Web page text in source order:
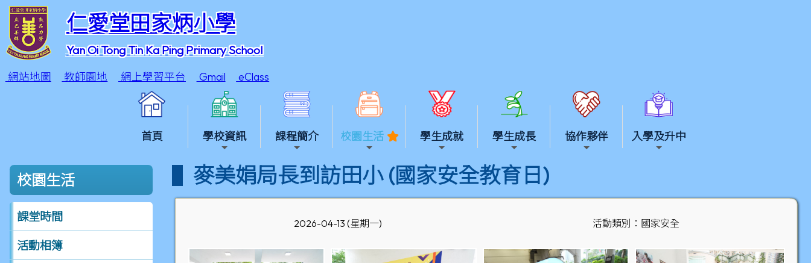
仁愛堂田家炳小學
Yan Oi Tong Tin Ka Ping Primary School
網站地圖 教師園地 網上學習平台 Gmail eClass
首頁 學校資訊 課程簡介 校園生活 學生成就 學生成長 協作夥伴 入學及升中
校園生活
課堂時間
活動相簿
麥美娟局長到訪田小 (國家安全教育日)
2026-04-13 (星期一) 活動類別：國家安全